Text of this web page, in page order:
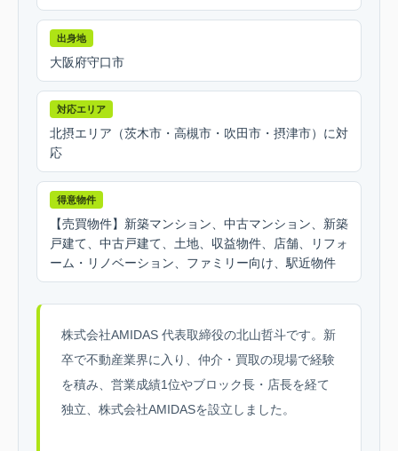
出身地
大阪府守口市
対応エリア
北摂エリア（茨木市・高槻市・吹田市・摂津市）に対
応
得意物件
【売買物件】新築マンション、中古マンション、新築
戸建て、中古戸建て、土地、収益物件、店舗、リフォ
ーム・リノベーション、ファミリー向け、駅近物件
株式会社AMIDAS 代表取締役の北山哲斗です。新
卒で不動産業界に入り、仲介・買取の現場で経験
を積み、営業成績1位やブロック長・店長を経て
独立、株式会社AMIDASを設立しました。